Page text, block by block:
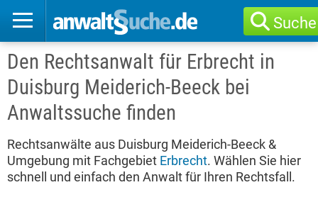
Suche
Den Rechtsanwalt für Erbrecht in
Duisburg Meiderich-Beeck bei
Anwaltssuche finden
Rechtsanwälte aus Duisburg Meiderich-Beeck &
Umgebung mit Fachgebiet Erbrecht. Wählen Sie hier
schnell und einfach den Anwalt für Ihren Rechtsfall.